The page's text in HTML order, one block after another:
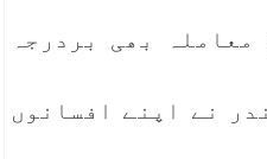
بھی بردرجہ
نے اپنے افسانوں